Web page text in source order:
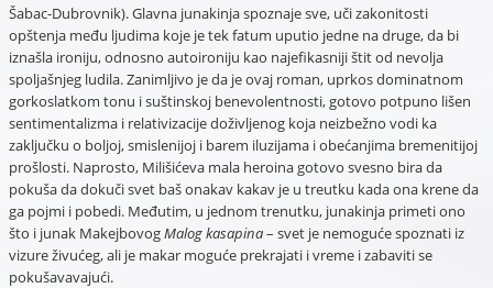
Šabac-Dubrovnik). Glavna junakinja spoznaje sve, uči zakonitosti
opštenja među ljudima koje je tek fatum uputio jedne na druge, da bi
iznašla ironiju, odnosno autoironiju kao najefikasniji štit od nevolja
spoljašnjeg ludila. Zanimljivo je da je ovaj roman, uprkos dominatnom
gorkoslatkom tonu i suštinskoj benevolentnosti, gotovo potpuno lišen
sentimentalizma i relativizacije doživljenog koja neizbežno vodi ka
zaključku o boljoj, smislenijoj i barem iluzijama i obećanjima bremenitijoj
prošlosti. Naprosto, Milišićeva mala heroina gotovo svesno bira da
pokuša da dokuči svet baš onakav kakav je u treutku kada ona krene da
ga pojmi i pobedi. Međutim, u jednom trenutku, junakinja primeti ono
što i junak MakejbovogMalog kasapina– svet je nemoguće spoznati iz
vizure živućeg, ali je makar moguće prekrajati i vreme i zabaviti se
pokušavavajući.